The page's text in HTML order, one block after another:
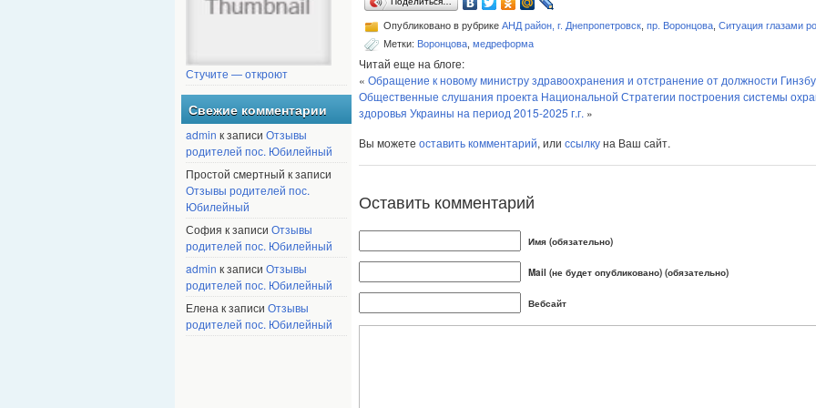
Стучите — откроют
Свежие комментарии
admin к записи Отзывы
родителей пос. Юбилейный
Простой смертный к записи
Отзывы родителей пос.
Юбилейный
София к записи Отзывы
родителей пос. Юбилейный
admin к записи Отзывы
родителей пос. Юбилейный
Елена к записи Отзывы
родителей пос. Юбилейный
Опубликовано в рубрике АНД район, г. Днепропетровск пр. Воронцова Ситуация глазами
Метки: Воронцова медреформа
Читай еще на блоге:
« Обращение к новому министру здравоохранения и отстранение от должности
Общественные слушания проекта Национальной Стратегии построения системы
здоровья Украины на период 2015-2025 г.г. »
Вы можете оставить комментарий, или ссылкуна Ваш сайт.
Оставить комментарий
Имя (обязательно)
Mail (не будет опубликовано) (обязательно)
Вебсайт